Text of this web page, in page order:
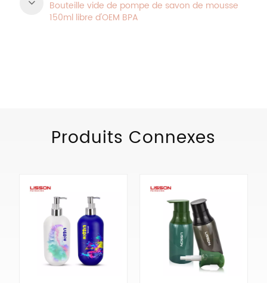
Bouteille vide de pompe de savon de mousse
150ml libre d'OEM BPA
Produits Connexes